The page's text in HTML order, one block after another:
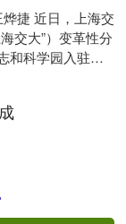
捷 近日，上海交
交大”）变革性分
和科学园入驻科